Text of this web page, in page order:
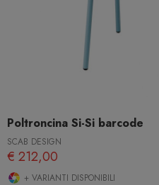
Poltroncina Si-Si barcode
SCAB DESIGN
€ 212,00
+ VARIANTI DISPONIBILI